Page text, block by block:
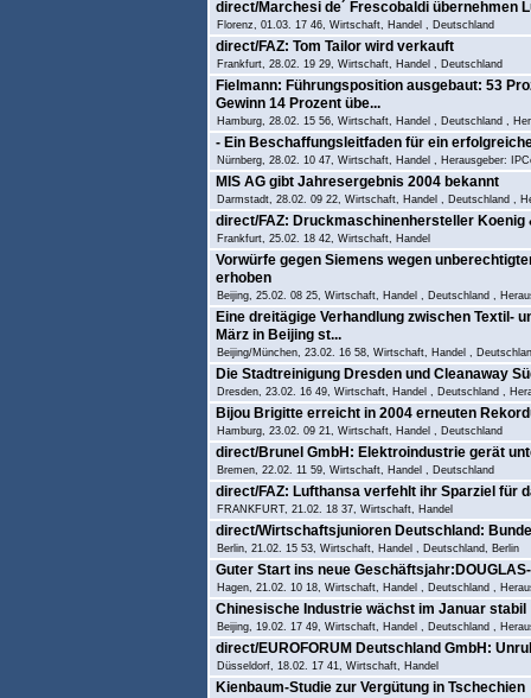
direct/Marchesi de´ Frescobaldi übernehmen
Florenz, 01.03. 17 46, Wirtschaft, Handel , Deutschland
direct/FAZ: Tom Tailor wird verkauft
Frankfurt, 28.02. 19 29, Wirtschaft, Handel , Deutschland
Fielmann: Führungsposition ausgebaut: 53
Gewinn 14 Prozent übe...
Hamburg, 28.02. 15 56, Wirtschaft, Handel , Deutschland ,
- Ein Beschaffungsleitfaden für ein
Nürnberg, 28.02. 10 47, Wirtschaft, Handel , Herausgeber:
MIS AG gibt Jahresergebnis 2004 bekannt
Darmstadt, 28.02. 09 22, Wirtschaft, Handel , Deutschland ,
direct/FAZ: Druckmaschinenhersteller Koenig
Frankfurt, 25.02. 18 42, Wirtschaft, Handel
Vorwürfe gegen Siemens wegen
erhoben
Beijing, 25.02. 08 25, Wirtschaft, Handel , Deutschland ,
Eine dreitägige Verhandlung zwischen Textil-
März in Beijing st...
Beijing/München, 23.02. 16 58, Wirtschaft, Handel ,
Die Stadtreinigung Dresden und Cleanaway
Dresden, 23.02. 16 49, Wirtschaft, Handel , Deutschland ,
Bijou Brigitte erreicht in 2004 erneuten
Hamburg, 23.02. 09 21, Wirtschaft, Handel , Deutschland
direct/Brunel GmbH: Elektroindustrie gerät
Bremen, 22.02. 11 59, Wirtschaft, Handel , Deutschland
direct/FAZ: Lufthansa verfehlt ihr Sparziel für
FRANKFURT, 21.02. 18 37, Wirtschaft, Handel
direct/Wirtschaftsjunioren Deutschland:
Berlin, 21.02. 15 53, Wirtschaft, Handel , Deutschland, Berlin
Guter Start ins neue
Hagen, 21.02. 10 18, Wirtschaft, Handel , Deutschland ,
Chinesische Industrie wächst im Januar stabil
Beijing, 19.02. 17 49, Wirtschaft, Handel , Deutschland ,
direct/EUROFORUM Deutschland GmbH:
Düsseldorf, 18.02. 17 41, Wirtschaft, Handel
Kienbaum-Studie zur Vergütung in Tschechien